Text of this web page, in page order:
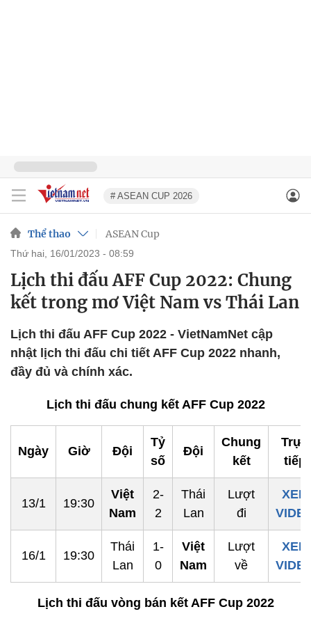
# ASEAN CUP 2026
Thể thao ASEAN Cup
thứ hai, 16/01/2023 - 08:59
Lịch thi đấu AFF Cup 2022: Chung
kết trong mơ Việt Nam vs Thái Lan
Lịch thi đấu AFF Cup 2022 - VietNamNet cập
nhật lịch thi đấu chi tiết AFF Cup 2022 nhanh,
đầy đủ và chính xác.
Lịch thi đấu chung kết AFF Cup 2022
Ngày Giờ Đội
Tỷ
số
Đội
Chung
kết
Trực
tiếp
13/1 19:30
Việt
Nam
2-
2
Thái
Lan
Lượt
đi
XEM
16/1 19:30
Thái
Lan
1-
0
Việt
Nam
Lượt
về
XEM
Lịch thi đấu vòng bán kết AFF Cup 2022